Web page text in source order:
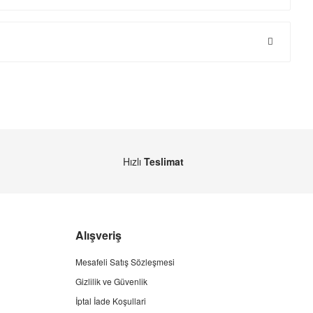
Hızlı Teslimat
Alışveriş
Mesafeli Satış Sözleşmesi
Gizlilik ve Güvenlik
İptal İade Koşullari